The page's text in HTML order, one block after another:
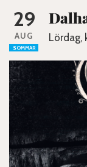
29
AUG
SOMMAR
Lördag,